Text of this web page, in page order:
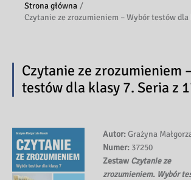
Strona główna
Czytanie ze zrozumieniem – Wybór testów dla
Czytanie ze zrozumieniem
testów dla klasy 7. Seria z
Autor:Grażyna
Numer: 37250
Zestaw Czytanie ze
zrozumieniem. Wybór